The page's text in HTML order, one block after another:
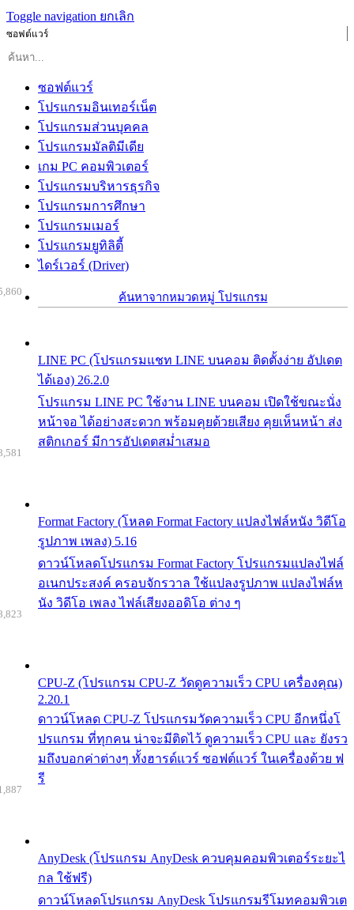
Toggle navigation ยกเลิก
ซอฟต์แวร์
ซอฟต์แวร์
โปรแกรมอินเทอร์เน็ต
โปรแกรมส่วนบุคคล
โปรแกรมมัลติมีเดีย
เกม PC คอมพิวเตอร์
โปรแกรมบริหารธุรกิจ
โปรแกรมการศึกษา
โปรแกรมเมอร์
โปรแกรมยูทิลิตี้
ไดร์เวอร์ (Driver)
ค้นหาจากหมวดหมู่ โปรแกรม
LINE PC (โปรแกรมแชท LINE บนคอม ติดตั้งง่าย อัปเดต
ได้เอง) 26.2.0
โปรแกรม LINE PC ใช้งาน LINE บนคอม เปิดใช้ขณะนั่ง
หน้าจอ ได้อย่างสะดวก พร้อมคุยด้วยเสียง คุยเห็นหน้า ส่ง
สติกเกอร์ มีการอัปเดตสม่ำเสมอ
Format Factory (โหลด Format Factory แปลงไฟล์หนัง วิดีโอ
รูปภาพ เพลง) 5.16
ดาวน์โหลดโปรแกรม Format Factory โปรแกรมแปลงไฟล์
อเนกประสงค์ ครอบจักรวาล ใช้แปลงรูปภาพ แปลงไฟล์ห
นัง วิดีโอ เพลง ไฟล์เสียงออดิโอ ต่าง ๆ
CPU-Z (โปรแกรม CPU-Z วัดดูความเร็ว CPU เครื่องคุณ)
2.20.1
ดาวน์โหลด CPU-Z โปรแกรมวัดความเร็ว CPU อีกหนึ่งโ
ปรแกรม ที่ทุกคน น่าจะมีติดไว้ ดูความเร็ว CPU และ ยังรว
มถึงบอกค่าต่างๆ ทั้งฮารด์แวร์ ซอฟต์แวร์ ในเครื่องด้วย ฟ
รี
AnyDesk (โปรแกรม AnyDesk ควบคุมคอมพิวเตอร์ระยะไ
กล ใช้ฟรี)
ดาวน์โหลดโปรแกรม AnyDesk โปรแกรมรีโมทคอมพิวเต